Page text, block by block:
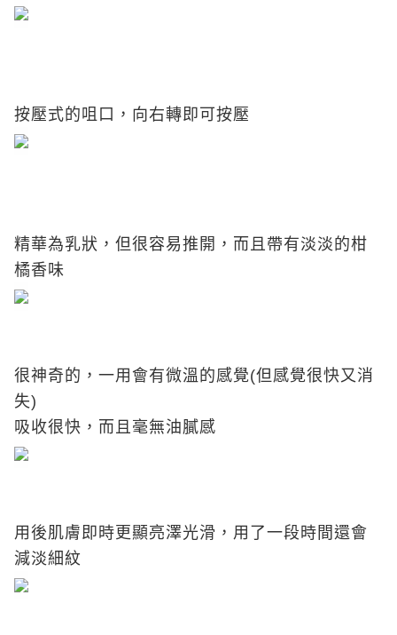
按壓式的咀口，向右轉即可 按壓
精華為乳狀，但很容易推開，而且帶有淡淡的柑
橘香味
很神奇的，一用會有微溫的感覺(但感覺很快又消
失)
吸收很快，而且毫無油膩感
用後肌膚即時更顯亮澤光滑，用了一段時間還會
減淡細紋